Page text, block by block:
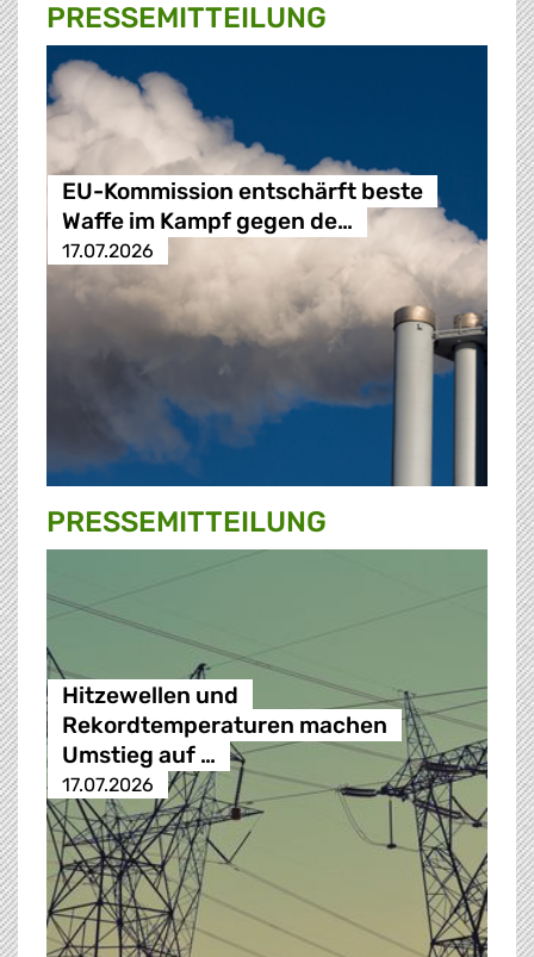
PRESSE­MITTEILUNG
EU-Kommission entschärft beste
Waffe im Kampf gegen de…
17.07.2026
PRESSE­MITTEILUNG
Hitzewellen und
Rekordtemperaturen machen
Umstieg auf …
17.07.2026